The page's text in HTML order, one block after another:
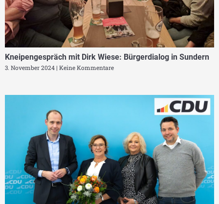
Kneipengespräch mit Dirk Wiese: Bürgerdialog in Sundern
3. November 2024 Keine Kommentare